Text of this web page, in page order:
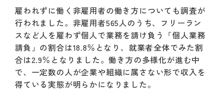
雇われずに働く非雇用者の働き方についても調査が
行われました。非雇用者565人のうち、フリーラン
スなど人を雇わず個人で業務を請け負う「個人業務
請負」の割合は18.8％となり、就業者全体でみた割
合は2.9％となりました。働き方の多様化が進む中
で、一定数の人が企業や組織に属さない形で収入を
得ている実態が明らかになりました。